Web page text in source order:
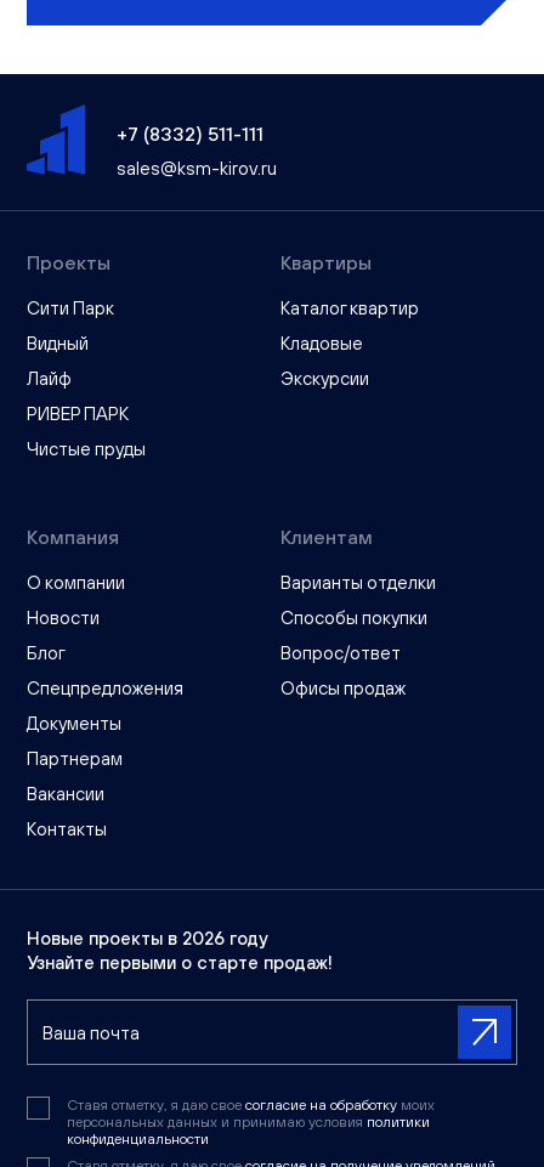
+7 (8332) 511-111
sales@ksm-kirov.ru
Проекты
Сити Парк
Видный
Лайф
РИВЕР ПАРК
Чистые пруды
Квартиры
Каталог квартир
Кладовые
Экскурсии
Компания
О компании
Новости
Блог
Спецпредложения
Документы
Партнерам
Вакансии
Контакты
Клиентам
Варианты отделки
Способы покупки
Вопрос/ответ
Офисы продаж
Новые проекты в 2026 году
Узнайте первыми о старте продаж!
Ставя отметку, я даю свое согласие на обработку моих
персональных данных и принимаю условия политики
конфиденциальности